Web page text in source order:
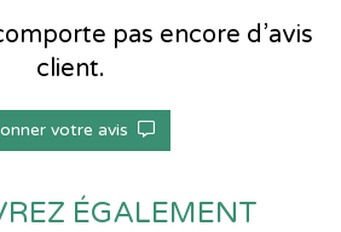
pas encore d’avis
client.
votre avis
ÉGALEMENT